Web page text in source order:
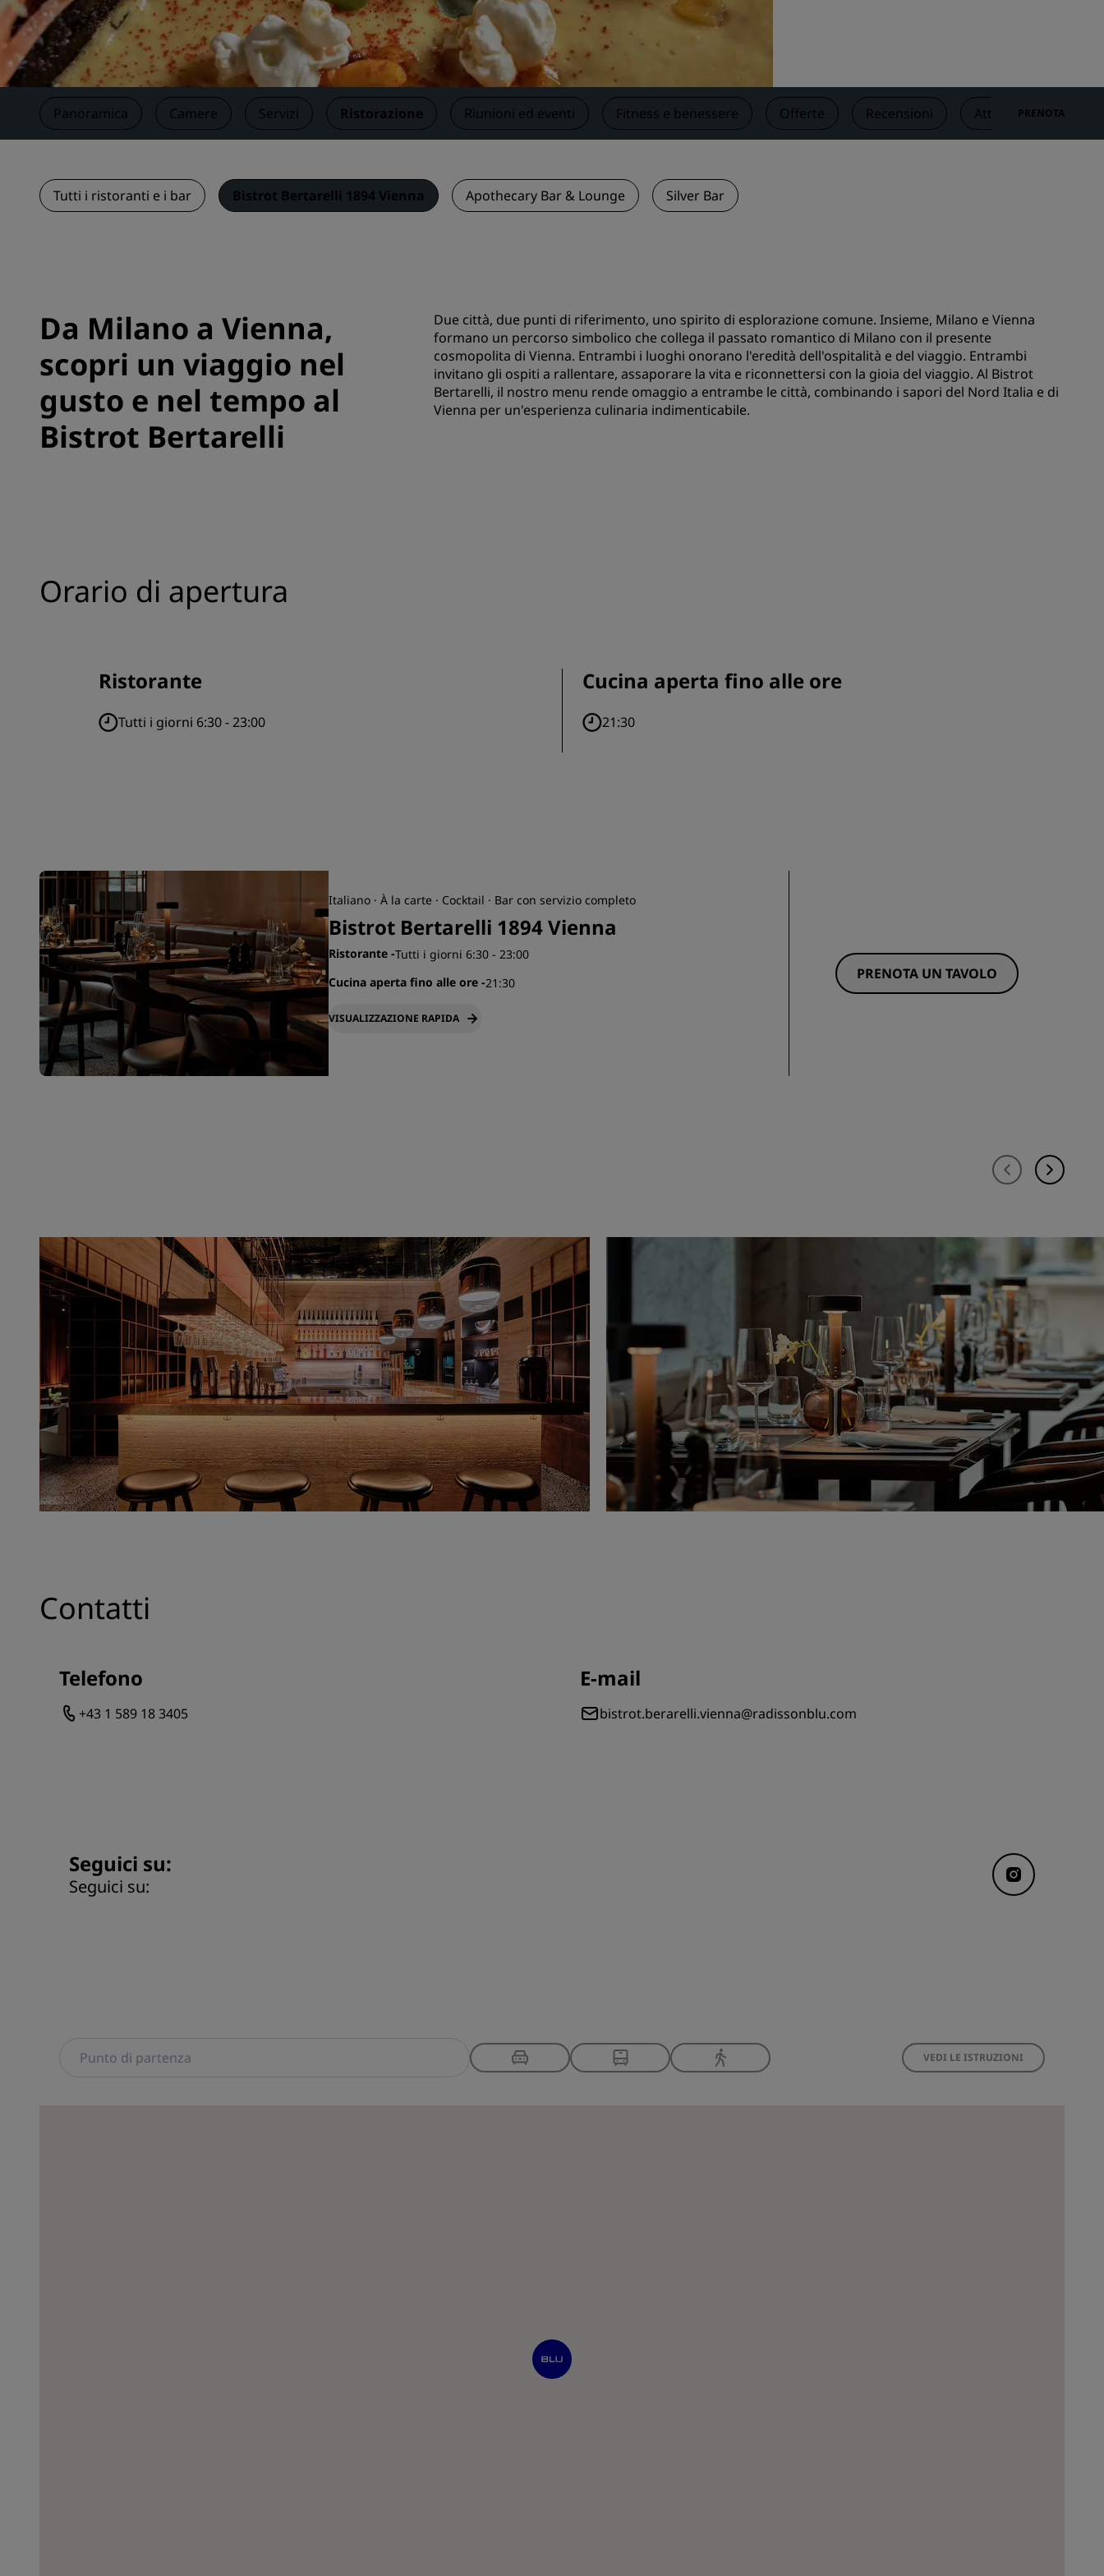
Marchi affiliati in Cina
Prenota uno spazio per riunioni
Richiedi un preventivo
Destinazioni per eventi
Soluzioni di settore
Cerca voli
Ristorazione
App Radisson Hotels
Soggiorni per squadre sportive
Viaggiatore d'affari
Hotel nel centro città
Come guadagnare punti
Bookers and Planners
ISCRIVITI
Panoramica Camere Servizi Ristorazione Riunioni ed eventi Fitness e benessere Offerte Recensioni Attrazioni turistiche
PRENOTA
Tutti i ristoranti e i bar Bistrot Bertarelli 1894 Vienna Apothecary Bar & Lounge Silver Bar
Da Milano a Vienna,
scopri un viaggio nel
gusto e nel tempo al
Bistrot Bertarelli
Due città, due punti di riferimento, uno spirito di esplorazione comune. Insieme, Milano e Vienna
formano un percorso simbolico che collega il passato romantico di Milano con il presente
cosmopolita di Vienna. Entrambi i luoghi onorano l'eredità dell'ospitalità e del viaggio. Entrambi
invitano gli ospiti a rallentare, assaporare la vita e riconnettersi con la gioia del viaggio. Al Bistrot
Bertarelli, il nostro menu rende omaggio a entrambe le città, combinando i sapori del Nord Italia e di
Vienna per un'esperienza culinaria indimenticabile.
Orario di apertura
Ristorante
Tutti i giorni 6:30 - 23:00
Cucina aperta fino alle ore
21:30
Italiano · À la carte · Cocktail · Bar con servizio completo
Bistrot Bertarelli 1894 Vienna
Ristorante -Tutti i giorni 6:30 - 23:00
Cucina aperta fino alle ore -21:30
VISUALIZZAZIONE RAPIDA
PRENOTA UN TAVOLO
Contatti
Telefono
+43 1 589 18 3405
E-mail
bistrot.berarelli.vienna@radissonblu.com
Seguici su:
Seguici su:
VEDI LE ISTRUZIONI